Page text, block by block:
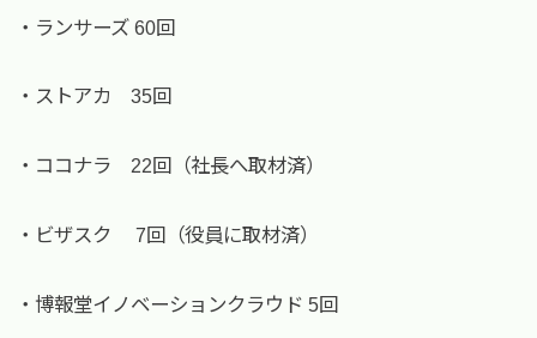
・ランサーズ 60回
・ストアカ 35回
・ココナラ 22回（社長へ取材済）
・ビザスク 7回（役員に取材済）
・博報堂イノベーションクラウド 5回